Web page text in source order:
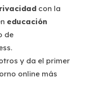
con la
educación
de
y da el primer
online más